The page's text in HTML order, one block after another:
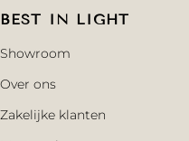
BEST IN LIGHT
Showroom
Over ons
Zakelijke klanten